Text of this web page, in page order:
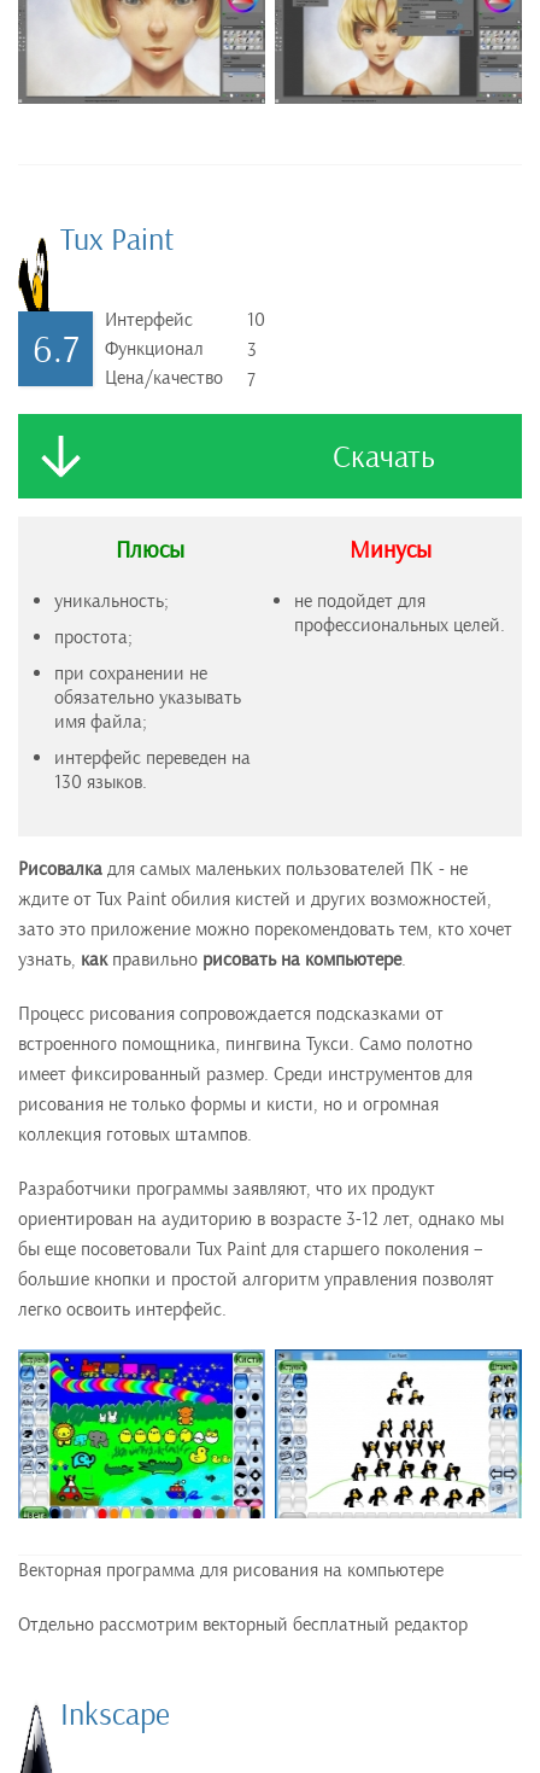
Tux Paint
6.7
Интерфейс
Функционал
Цена/качество
10
3
7
Скачать
Плюсы
уникальность;
простота;
при сохранении не
обязательно указывать
имя файла;
интерфейс переведен на
130 языков.
Минусы
не подойдет для
профессиональных целей.
Рисовалка для самых маленьких пользователей ПК - не
ждите от Tux Paint обилия кистей и других возможностей,
зато это приложение можно порекомендовать тем, кто хочет
узнать, какправильно рисовать на компьютере.
Процесс рисования сопровождается подсказками от
встроенного помощника, пингвина Тукси. Само полотно
имеет фиксированный размер. Среди инструментов для
рисования не только формы и кисти, но и огромная
коллекция готовых штампов.
Разработчики программы заявляют, что их продукт
ориентирован на аудиторию в возрасте 3-12 лет, однако мы
бы еще посоветовали Tux Paint для старшего поколения –
большие кнопки и простой алгоритм управления позволят
легко освоить интерфейс.
Векторная программа для рисования на компьютере
Отдельно рассмотрим векторный бесплатный редактор
Inkscape